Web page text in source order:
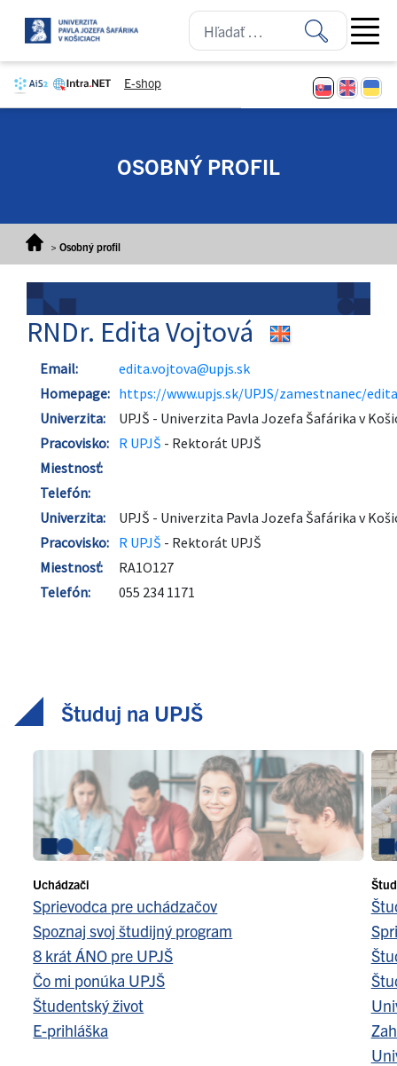
E-shop
Open
OSOBNÝ PROFIL
> Osobný profil
Študuj na UPJŠ
Uchádzači
Sprievodca pre uchádzačov
Spoznaj svoj študijný program
8 krát ÁNO pre UPJŠ
Čo mi ponúka UPJŠ
Študentský život
E-prihláška